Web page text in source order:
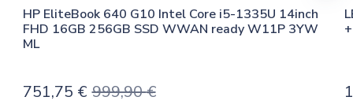
HP EliteBook 640 G10 Intel Core i5-1335U 14inch
FHD 16GB 256GB SSD WWAN ready W11P 3YW
ML
999,90€
Alkuperäinen
751,75 €
Nykyinen